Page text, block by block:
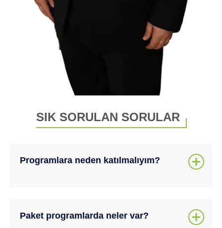
SIK SORULAN SORULAR
Programlara neden katılmalıyım?
sayesinde riskler büyümeden önlenir, hayat
Paket programlarda neler var?